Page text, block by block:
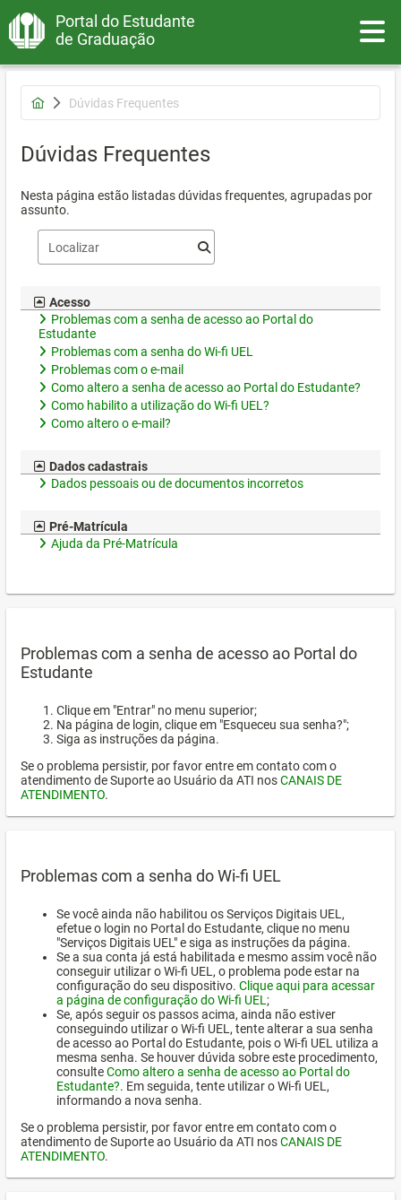
Portal do Estudante
de Graduação
Dúvidas Frequentes
Dúvidas Frequentes
Nesta página estão listadas dúvidas frequentes, agrupadas por
assunto.
Acesso
Problemas com a senha de acesso ao Portal do
Estudante
Problemas com a senha do Wi-fi UEL
Problemas com o e-mail
Como altero a senha de acesso ao Portal do Estudante?
Como habilito a utilização do Wi-fi UEL?
Como altero o e-mail?
Dados cadastrais
Dados pessoais ou de documentos incorretos
Pré-Matrícula
Ajuda da Pré-Matrícula
Problemas com a senha de acesso ao Portal do
Estudante
Clique em "Entrar" no menu superior;
Na página de login, clique em "Esqueceu sua senha?";
Siga as instruções da página.
Se o problema persistir, por favor entre em contato com o
atendimento de Suporte ao Usuário da ATI nosCANAIS DE
ATENDIMENTO.
Problemas com a senha do Wi-fi UEL
Se você ainda não habilitou os Serviços Digitais UEL,
efetue o login no Portal do Estudante, clique no menu
"Serviços Digitais UEL" e siga as instruções da página.
Se a sua conta já está habilitada e mesmo assim você não
conseguir utilizar o Wi-fi UEL, o problema pode estar na
configuração do seu dispositivo. Clique aqui para acessar
a página de configuração do Wi-fi UEL ;
Se, após seguir os passos acima, ainda não estiver
conseguindo utilizar o Wi-fi UEL, tente alterar a sua senha
de acesso ao Portal do Estudante, pois o Wi-fi UEL utiliza a
mesma senha. Se houver dúvida sobre este procedimento,
consulteComo altero a senha de acesso ao Portal do
Estudante?. Em seguida, tente utilizar o Wi-fi UEL,
informando a nova senha.
Se o problema persistir, por favor entre em contato com o
atendimento de Suporte ao Usuário da ATI nosCANAIS DE
ATENDIMENTO.